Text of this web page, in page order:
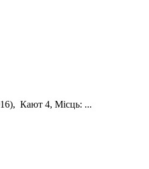
Кают 4, Місць: ...